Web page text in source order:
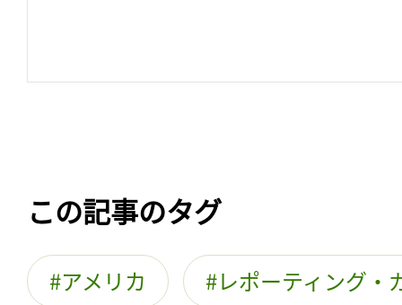
この記事のタグ
アメリカ レポーティング・